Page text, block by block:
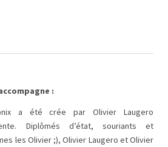
:
a été crée par Olivier Laugero
Diplômés d’état, souriants et
les Olivier ;), Olivier Laugero et Olivier